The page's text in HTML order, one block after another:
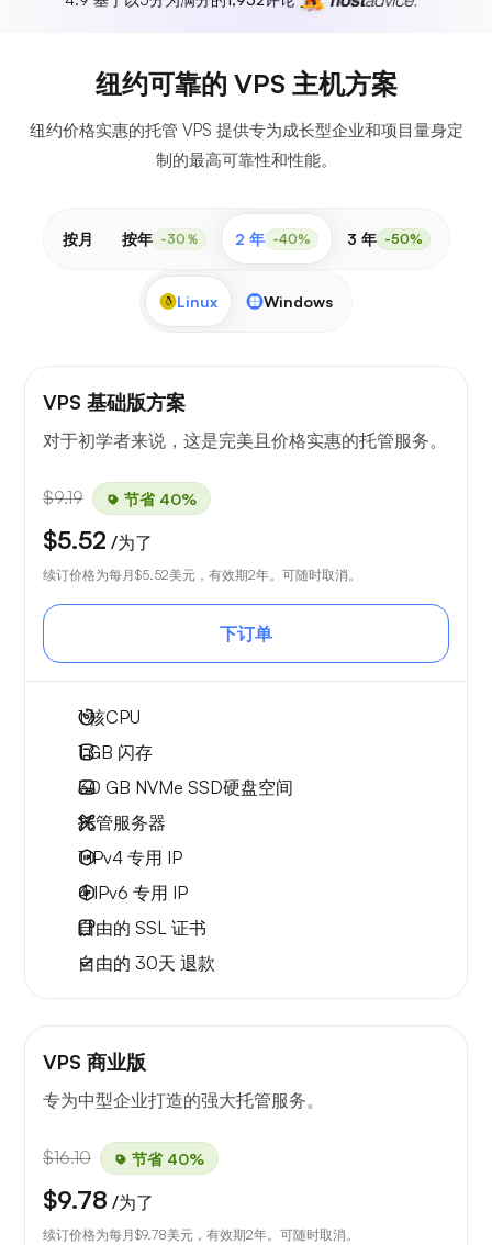
纽约可靠的 VPS 主机方案
纽约价格实惠的托管 VPS 提供专为成长型企业和项目量身定
制的最高可靠性和性能。
按月 按年 -30％ 2 年 -40% 3 年 -50%
Linux Windows
VPS 基础版方案
对于初学者来说，这是完美且价格实惠的托管服务。
$9.19 节省 40%
$5.52 /为了
续订价格为每月$5.52美元，有效期2年。可随时取消。
下订单
1核CPU
1 GB 闪存
30 GB NVMe SSD硬盘空间
托管服务器
1 IPv4 专用 IP
4 IPv6 专用 IP
自由的 SSL 证书
自由的 30天 退款
VPS 商业版
专为中型企业打造的强大托管服务。
$16.10 节省 40%
$9.78 /为了
续订价格为每月$9.78美元，有效期2年。可随时取消。